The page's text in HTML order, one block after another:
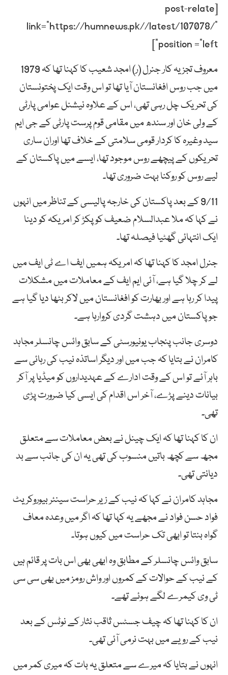
[post-relate
link=”https://humnews.pk//latest/107078/”
position =”left”]
معروف تجزیہ کار جنرل (ر) امجد شعیب کا کہنا تھا کہ 1979
میں جب روس افغانستان آیا تھا تو اس وقت ایک پختونستان
کی تحریک چل رہی تھی، اس کے علاوہ نیشنل عوامی پارٹی
کے ولی خان اور سندھ میں مقامی قوم پرست پارٹی کے جی ایم
سید وغیرہ کا کردار قومی سلامتی کے خلاف تھا اوران ساری
تحریکوں کے پیچھے روس موجود تھا، ایسے میں پاکستان کے
لیے روس کو روکنا بہت ضروری تھا۔
9/11 کے بعد پاکستان کی خارجہ پالیسی کے تناظر میں انہوں
نے کہا کہ ملا عبدالسلام ضعیف کو پکڑ کر امریکہ کو دینا
ایک انتہائی گھٹیا فیصلہ تھا۔
جنرل امجد کا کہنا تھا کہ امریکہ ہمیں ایف اے ٹی ایف میں
لے کر چلا گیا ہے، آئی ایم ایف کے معاملات میں مشکلات
پیدا کر رہا ہے اور بھارت کو افغانستان میں لاکر بٹھا دیا گیا ہے
جو پاکستان میں دہشت گردی کروارہا ہے۔
دوسری جانب پنجاب یونیورسٹی کے سابق وائس چانسلر مجاہد
کامران نے بتایا کہ جب میں اور دیگر اساتذہ نیب کی رہائی سے
باہر آئے تو اس کے وقت ادارے کے عہدیداروں کو میڈیا پر آکر
بیانات دینے پڑے، آخر اس اقدام کی ایسی کیا ضرورت پڑی
تھی۔
ان کا کہنا تھا کہ ایک چینل نے بعض معاملات سے متعلق
مجھ سے کچھ باتیں منسوب کی تھی یہ ان کی جانب سے بد
دیانتی تھی۔
مجاہد کامران نے کہا کہ نیب کے زیر حراست سینئر بیوروکریٹ
فواد حسن فواد نے مجھے یہ کہا تھا کہ اگر میں وعدہ معاف
گواہ بنتا تو ابھی تک حراست میں کیوں ہوتا۔
سابق وائس چانسلر کے مطابق وہ ابھی بھی اس بات پر قائم ہیں
کے نیب کے حوالات کے کمروں اور واش رومز میں بھی سی سی
ٹی وی کیمرے لگے ہوئے تھے۔
ان کا کہنا تھا کہ چیف جسٹس ثاقب نثار کے نوٹس کے بعد
نیب کے رویے میں بہت نرمی آئی تھی۔
انہوں نے بتایا کہ میرے سے متعلق یہ بات کہ میری کمر میں